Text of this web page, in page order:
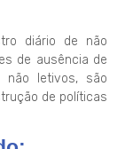
diário de não
de ausência de
não letivos, são
de políticas